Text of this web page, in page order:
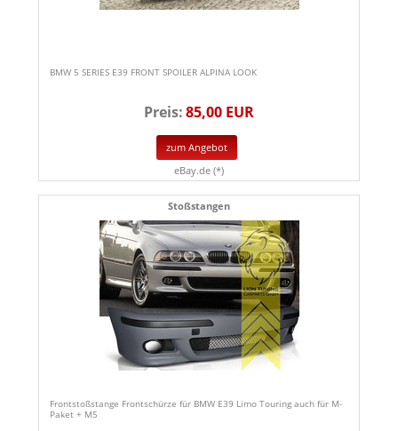
BMW 5 SERIES E39 FRONT SPOILER ALPINA LOOK
Preis:85,00 EUR
zum Angebot
eBay.de (*)
Stoßstangen
Frontstoßstange Frontschürze für BMW E39 Limo Touring auch für M-
Paket + M5